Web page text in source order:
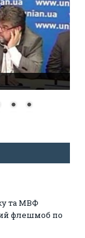
та МВФ
флешмоб по